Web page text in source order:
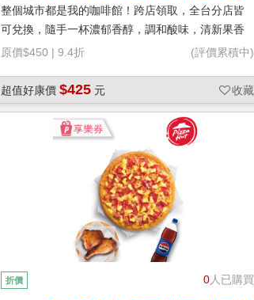
式咖啡(大杯-冰)
整個城市都是我的咖啡館！跨店領取，全台分店皆
可兌換，隨手一杯濃郁香醇，調和酸味，清新果香
回甘不苦澀
原價$450 | 9.4折 (評價累積中)
超值好康價 $425 元 收藏
0人已購買
折價